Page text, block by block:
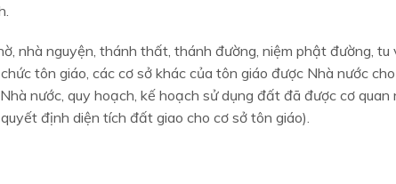
nhà nguyện, thánh thất, thánh đường, niệm phật đường, tu
tôn giáo, các cơ sở khác của tôn giáo được Nhà nước
nước, quy hoạch, kế hoạch sử dụng đất đã được cơ quan
định diện tích đất giao cho cơ sở tôn giáo).